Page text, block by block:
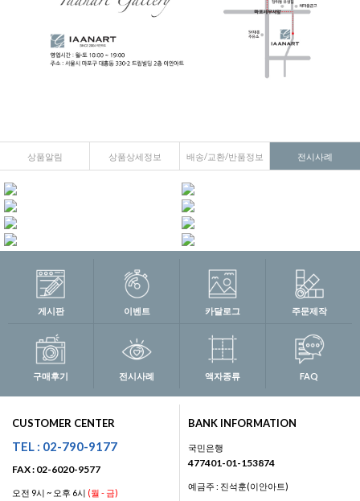
상품알림 상품상세정보 배송/교환/반품정보 전시사례
게시판 이벤트 카달로그 주문제작
구매후기 전시사례 액자종류 FAQ
CUSTOMER CENTER
TEL : 02-790-9177
FAX : 02-6020-9577
오전 9시 ~ 오후 6시 (월 - 금)
BANK INFORMATION
국민은행
477401-01-153874
예금주 : 진석훈(이안아트)